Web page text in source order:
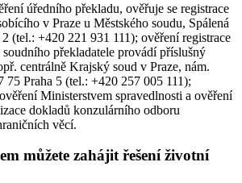
úředního překladu, ověřuje se registrace
v Praze u Městského soudu, Spálená
(tel.: +420 221 931 111); ověření registrace
překladatele provádí příslušný
centrálně Krajský soud v Praze, nám.
75 Praha 5 (tel.: +420 257 005 111);
Ministerstvem spravedlnosti a ověření
dokladů konzulárního odboru
věcí.
můžete zahájit řešení životní